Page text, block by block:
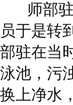
师部
员于是转
部驻在当
泳池，污
换上净水